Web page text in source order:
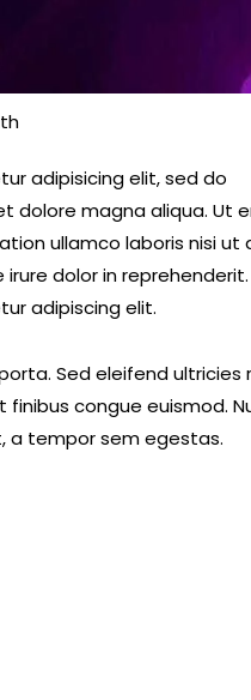
adipisicing elit, sed do
dolore magna aliqua. Ut
ullamco laboris nisi ut
dolor in reprehenderit.
adipiscing elit.
Sed eleifend ultricies
congue euismod.
a tempor sem egestas.